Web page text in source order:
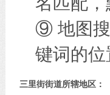
⑨ 地图搜
键词的
三里街街道所辖地区：